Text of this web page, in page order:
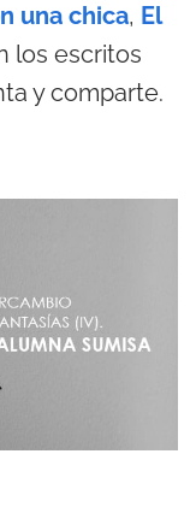
una chica, El
los escritos
y comparte.